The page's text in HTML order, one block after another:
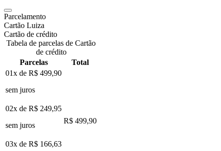
Parcelamento
Cartão Luiza
Cartão de crédito
Tabela de parcelas de Cartão
de crédito
Parcelas
Total
01x de R$ 499,90
sem juros
02x de R$ 249,95
sem juros
R$ 499,90
03x de R$ 166,63